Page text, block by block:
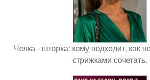
Челка - шторка: кому подходит, как
стрижками сочетать.